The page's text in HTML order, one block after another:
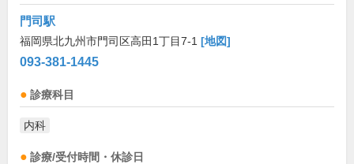
門司駅
福岡県北九州市門司区高田1丁目7-1 [地図]
093-381-1445
診療科目
内科
診療/受付時間・休診日